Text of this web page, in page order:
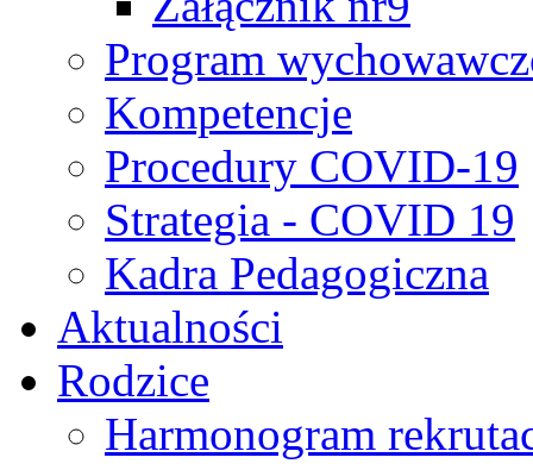
Program
Kompetencje
Procedury COVID-19
Strategia - COVID 19
Kadra Pedagogiczna
Aktualności
Rodzice
Harmonogram